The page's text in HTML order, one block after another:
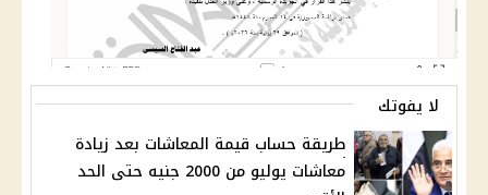
لا يفوتك
طريقة حساب قيمة المعاشات بعد زيادة
معاشات يوليو من 2000 جنيه حتى الحد